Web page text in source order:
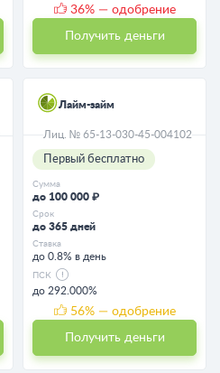
36% — одобрение
Получить деньги
Лайм-займ
Лиц. № 65-13-030-45-004102
Первый бесплатно
Сумма
до 100 000 ₽
Срок
до 365 дней
Ставка
до 0.8% в день
ПСК
до 292.000%
56% — одобрение
Получить деньги